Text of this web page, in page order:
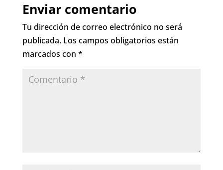
Enviar comentario
Tu dirección de correo electrónico no será
publicada. Los campos obligatorios están
marcados con *